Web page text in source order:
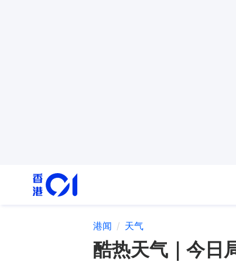
港闻 天气
酷热天气｜今